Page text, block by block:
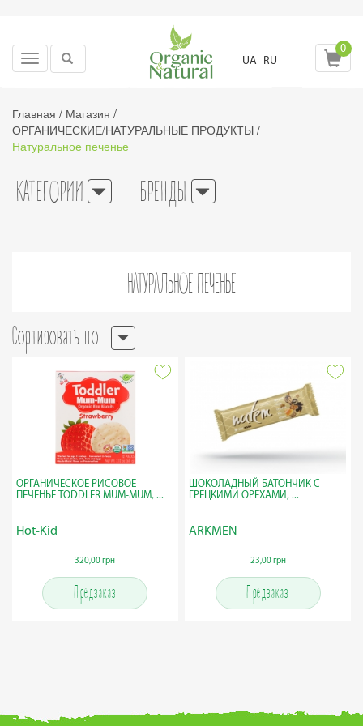
Toggle
UA RU
0
Главная / Магазин /
ОРГАНИЧЕСКИЕ/НАТУРАЛЬНЫЕ ПРОДУКТЫ /
Натуральное печенье
КАТЕГОРИИ БРЕНДЫ
НАТУРАЛЬНОЕ ПЕЧЕНЬЕ
Сортировать по
ОРГАНИЧЕСКОЕ РИСОВОЕ
ПЕЧЕНЬЕ TODDLER MUM-MUM, ...
Hot-Kid
320,00 грн
Предзаказ
ШОКОЛАДНЫЙ БАТОНЧИК С
ГРЕЦКИМИ ОРЕХАМИ, ...
ARKMEN
23,00 грн
Предзаказ